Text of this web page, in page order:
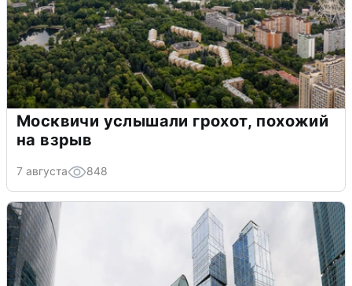
Москвичи услышали грохот, похожий
на взрыв
7 августа 848